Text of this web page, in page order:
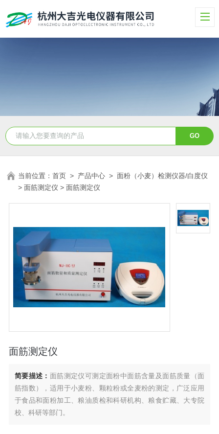
当前位置：首页 > 产品中心 >面粉（小麦）检测仪器/白度仪
>面筋测定仪 > 面筋测定仪
面筋测定仪
简要描述： 面筋测定仪可测定面粉中面筋含量及面筋质量（面
筋指数），适用于小麦粉、颗粒粉或全麦粉的测定，广泛应用
于食品和面粉加工、粮油质检和科研机构、粮食贮藏、大专院
校、科研等部门。